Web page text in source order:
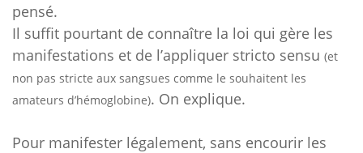
pensé.
Il suffit pourtant de connaître la loi qui gère les
manifestations et de l’appliquer stricto sensu (et
non pas stricte aux sangsues comme le souhaitent les
amateurs d’hémoglobine). On explique.
Pour manifester légalement, sans encourir les